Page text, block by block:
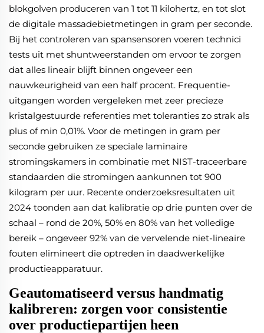
blokgolven produceren van 1 tot 11 kilohertz, en tot slot
de digitale massadebietmetingen in gram per seconde.
Bij het controleren van spansensoren voeren technici
tests uit met shuntweerstanden om ervoor te zorgen
dat alles lineair blijft binnen ongeveer een
nauwkeurigheid van een half procent. Frequentie-
uitgangen worden vergeleken met zeer precieze
kristalgestuurde referenties met toleranties zo strak als
plus of min 0,01%. Voor de metingen in gram per
seconde gebruiken ze speciale laminaire
stromingskamers in combinatie met NIST-traceerbare
standaarden die stromingen aankunnen tot 900
kilogram per uur. Recente onderzoeksresultaten uit
2024 toonden aan dat kalibratie op drie punten over de
schaal – rond de 20%, 50% en 80% van het volledige
bereik – ongeveer 92% van de vervelende niet-lineaire
fouten elimineert die optreden in daadwerkelijke
productieapparatuur.
Geautomatiseerd versus handmatig
kalibreren: zorgen voor consistentie
over productiepartijen heen